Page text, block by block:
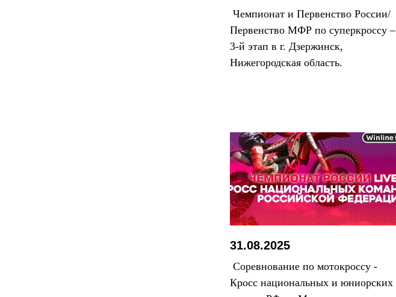
Чемпионат и Первенство России/
Первенство МФР по суперкроссу –
3-й этап в г. Дзержинск,
Нижегородская область.
31.08.2025
Соревнование по мотокроссу -
Кросс национальных и юниорских